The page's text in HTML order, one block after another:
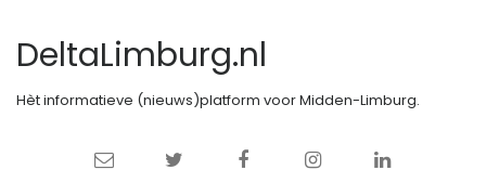
DeltaLimburg.nl
Hèt informatieve (nieuws)platform voor Midden-Limburg.